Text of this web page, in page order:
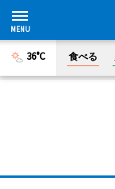
36°C 食べる